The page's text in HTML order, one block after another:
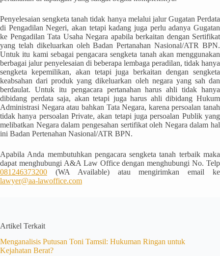
Penyelesaian sengketa tanah tidak hanya melalui jalur Gugatan Perdata
di Pengadilan Negeri, akan tetapi kadang juga perlu adanya Gugatan
ke Pengadilan Tata Usaha Negara apabila berkaitan dengan Sertifikat
yang telah dikeluarkan oleh Badan Pertanahan Nasional/ATR BPN.
Untuk itu kami sebagai pengacara sengketa tanah akan menggunakan
berbagai jalur penyelesaian di beberapa lembaga peradilan, tidak hanya
sengketa kepemilikan, akan tetapi juga berkaitan dengan sengketa
keabsahan dari produk yang dikeluarkan oleh negara yang sah dan
berdaulat. Untuk itu pengacara pertanahan harus ahli tidak hanya
dibidang perdata saja, akan tetapi juga harus ahli dibidang Hukum
Administrasi Negara atau bahkan Tata Negara, karena persoalan tanah
tidak hanya persoalan Private, akan tetapi juga persoalan Publik yang
melibatkan Negara dalam pengesahan sertifikat oleh Negara dalam hal
ini Badan Pertenahan Nasional/ATR BPN.
Apabila Anda membutuhkan pengacara sengketa tanah terbaik maka
dapat menghubungi A&A Law Office dengan menghubungi No. Telp
081246373200 (WA Available) atau mengirimkan email ke
lawyer@aa-lawoffice.com
Artikel Terkait
Menganalisis Putusan Toni Tamsil: Hukuman Ringan untuk
Kejahatan Berat?